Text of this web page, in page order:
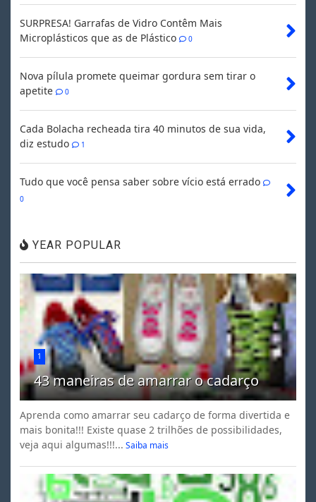
SURPRESA! Garrafas de Vidro Contêm Mais
Microplásticos que as de Plástico
0
Nova pílula promete queimar gordura sem tirar o
apetite
0
Cada Bolacha recheada tira 40 minutos de sua vida,
diz estudo
1
Tudo que você pensa saber sobre vício está errado
0
YEAR POPULAR
1
43 maneiras de amarrar o cadarço
Aprenda como amarrar seu cadarço de forma divertida e
mais bonita!!! Existe quase 2 trilhões de possibilidades,
veja aqui algumas!!!... Saiba mais